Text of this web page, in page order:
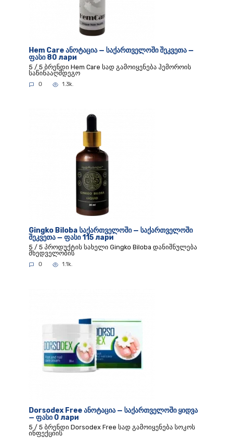
Hem Care ანოტაცია — საქართველოში შეკვეთა —
ფასი 80 лари
5 / 5 ბრენდი Hem Care სად გამოიყენება ჰემოროის
საწინააღმდეგო
0 1.3k.
Gingko Biloba საქართველოში — საქართველოში
შეკვეთა — ფასი 115 лари
5 / 5 პროდუქტის სახელი Gingko Biloba დანიშნულება
მხედველობის
0 1.1k.
Dorsodex Free ანოტაცია — საქართველოში ყიდვა
— ფასი 0 лари
5 / 5 ბრენდი Dorsodex Free სად გამოიყენება სოკოს
ინფექციის